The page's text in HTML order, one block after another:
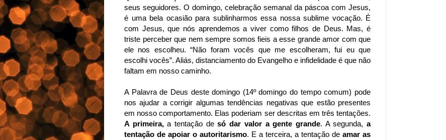
seus seguidores. O domingo, celebração semanal da páscoa com Jesus,
é uma bela ocasião para sublinharmos essa nossa sublime vocação. É
com Jesus, que nós aprendemos a viver como filhos de Deus. Mas, é
triste perceber que nem sempre somos fieis a esse grande amor com que
ele nos escolheu. “Não foram vocês que me escolheram, fui eu que
escolhi vocês”. Aliás, distanciamento do Evangelho e infidelidade é que não
faltam em nosso caminho.
A Palavra de Deus deste domingo (14º domingo do tempo comum) pode
nos ajudar a corrigir algumas tendências negativas que estão presentes
em nosso comportamento. Elas poderiam ser descritas em três tentações.
A primeira,a tentação desó dar valor a gente grande. A segunda,a
tentação de apoiar o autoritarismo. E a terceira, a tentação de amar as